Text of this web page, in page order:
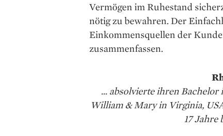
Vermögen im Ruhestand
nötig zu bewahren. Der
Einkommensquellen der
zusammenfassen.
... absolvierte ihren Bachelor
William & Mary in Virginia,
17